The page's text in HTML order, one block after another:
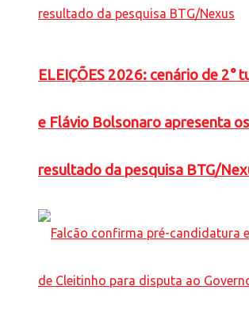
ELEIÇÕES 2026: cenário de 2°
e Flávio Bolsonaro apresenta
resultado da pesquisa BTG/